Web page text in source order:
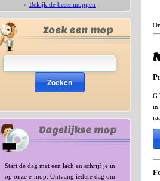
» Bekijk de beste moppen
Zoek een mop
Zoeken
Dagelijkse mop
Start de dag met een lach en schrijf je in
op onze e-mop. Ontvang iedere dag om
in